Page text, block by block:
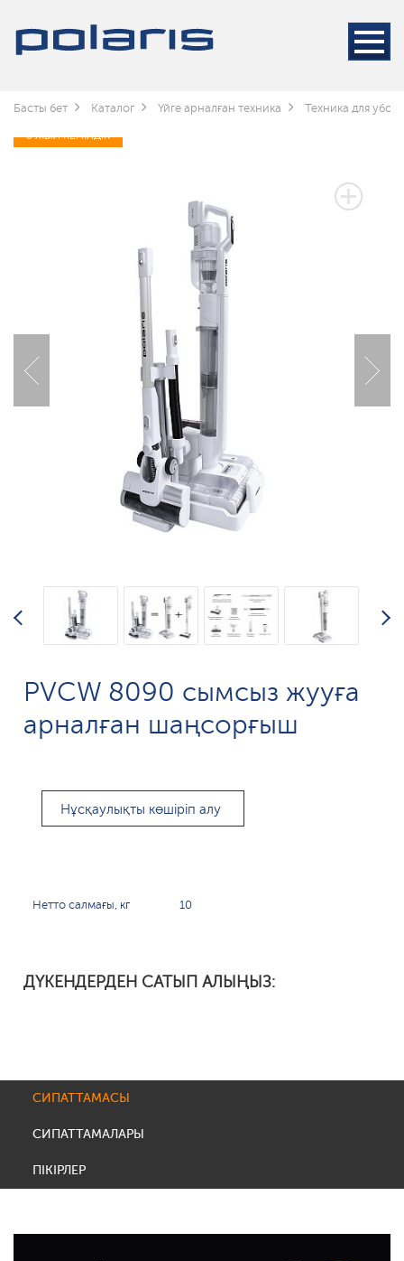
Басты бет Каталог Үйге арналған техника Техника для
3 ЖЫЛ КЕПІЛДІК
PVCW 8090 сымсыз жууға
арналған шаңсорғыш
Нұсқаулықты көшіріп алу
Нетто салмағы, кг 10
ДҮКЕНДЕРДЕН САТЫП АЛЫҢЫЗ:
СИПАТТАМАСЫ
СИПАТТАМАЛАРЫ
ПІКІРЛЕР